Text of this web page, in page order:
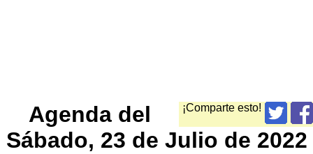
¡Comparte esto!
Agenda del
Sábado, 23 de Julio de 2022